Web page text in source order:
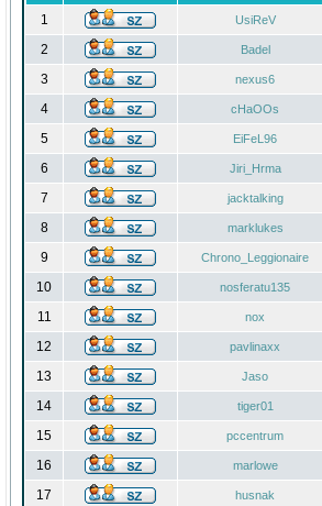
1 UsiReV
2 Badel
3 nexus6
4 cHaOOs
5 EiFeL96
6
Jiri_Hrma
7 jacktalking
8 marklukes
9 Chrono_Leggionaire
10 nosferatu135
11 nox
12 pavlinaxx
13 Jaso
14 tiger01
15 pccentrum
16 marlowe
17 husnak